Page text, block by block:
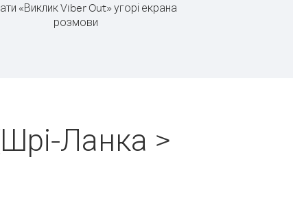
«Виклик Viber Out» угорі екрана
розмови
Ланка >